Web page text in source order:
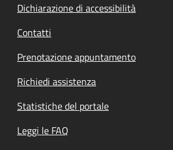
Dichiarazione di accessibilità
Contatti
Prenotazione appuntamento
Richiedi assistenza
Statistiche del portale
Leggi le FAQ